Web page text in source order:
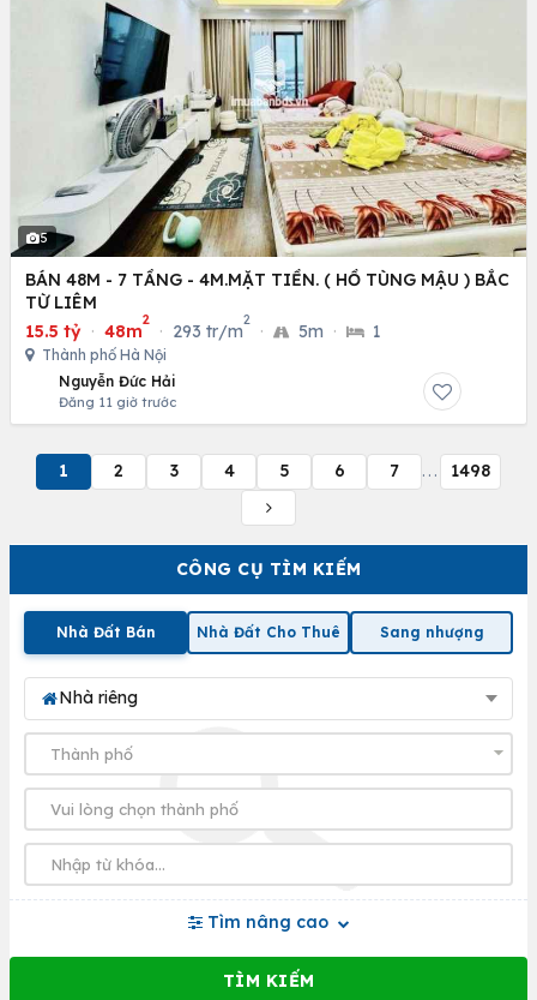
CÔNG CỤ TÌM KIẾM
Nhà Đất Bán Nhà Đất Cho Thuê Sang nhượng
Nhà riêng
Tìm nâng cao
5
BÁN 48M - 7 TẦNG - 4M.MẶT TIỀN. ( HỒ TÙNG MẬU ) BẮC
TỪ LIÊM
15.5 tỷ · 48m
2
· 293 tr/m
2
· 5m · 1
Thành phố Hà Nội
Nguyễn Đức Hải
Đăng 11 giờ trước
1 2 3 4 5 6 7 ... 1498